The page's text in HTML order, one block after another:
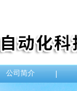
公司简介